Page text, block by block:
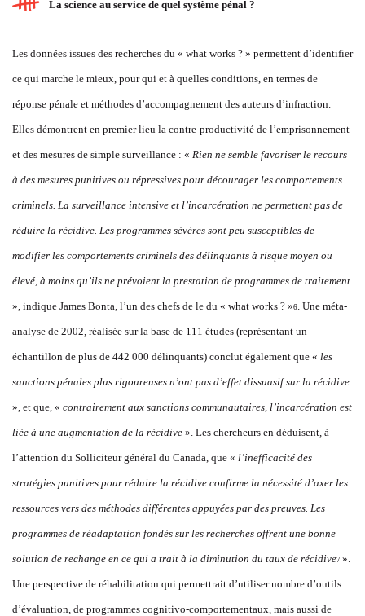
La science au service de quel système pénal ?
Les données issues des recherches du « what works ? » permettent d’identifier
ce qui marche le mieux, pour qui et à quelles conditions, en termes de
réponse pénale et méthodes d’accompagnement des auteurs d’infraction.
Elles démontrent en premier lieu la contre-productivité de l’emprisonnement
et des mesures de simple surveillance : « Rien ne semble favoriser le recours
à des mesures punitives ou répressives pour décourager les comportements
criminels. La surveillance intensive et l’incarcération ne permettent pas de
réduire la récidive. Les programmes sévères sont peu susceptibles de
modifier les comportements criminels des délinquants à risque moyen ou
élevé, à moins qu’ils ne prévoient la prestation de programmes de traitement
», indique James Bonta, l’un des chefs de le du « what works ? »6 . Une méta-
analyse de 2002, réalisée sur la base de 111 études (représentant un
échantillon de plus de 442 000 délinquants) conclut également que « les
sanctions pénales plus rigoureuses n’ont pas d’effet dissuasif sur la récidive
», et que, « contrairement aux sanctions communautaires, l’incarcération est
liée à une augmentation de la récidive ». Les chercheurs en déduisent, à
l’attention du Solliciteur général du Canada, que « l’inefficacité des
stratégies punitives pour réduire la récidive confirme la nécessité d’axer les
ressources vers des méthodes différentes appuyées par des preuves. Les
programmes de réadaptation fondés sur les recherches offrent une bonne
solution de rechange en ce qui a trait à la diminution du taux de récidive7 ».
Une perspective de réhabilitation qui permettrait d’utiliser nombre d’outils
d’évaluation, de programmes cognitivo-comportementaux, mais aussi de